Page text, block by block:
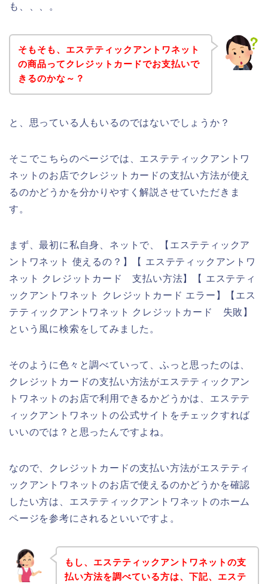
も、、、。
そもそも、エステティックアントワネット
の商品ってクレジットカードでお支払いで
きるのかな～？
と、思っている人もいるのではないでしょうか？
そこでこちらのページでは、エステティックアントワ
ネットのお店でクレジットカードの支払い方法が使え
るのかどうかを分かりやすく解説させていただきま
す。
まず、最初に私自身、ネットで、【エステティックア
ントワネット 使えるの？】【 エステティックアントワ
ネット クレジットカード 支払い方法】【 エステティ
ックアントワネット クレジットカード エラー】【エス
テティックアントワネット クレジットカード 失敗】
という風に検索をしてみました。
そのように色々と調べていって、ふっと思ったのは、
クレジットカードの支払い方法がエステティックアン
トワネットのお店で利用できるかどうかは、エステテ
ィックアントワネットの公式サイトをチェックすれば
いいのでは？と思ったんですよね。
なので、クレジットカードの支払い方法がエステティ
ックアントワネットのお店で使えるのかどうかを確認
したい方は、エステティックアントワネットのホーム
ページを参考にされるといいですよ。
もし、エステティックアントワネットの支
払い方法を調べている方は、下記、エステ